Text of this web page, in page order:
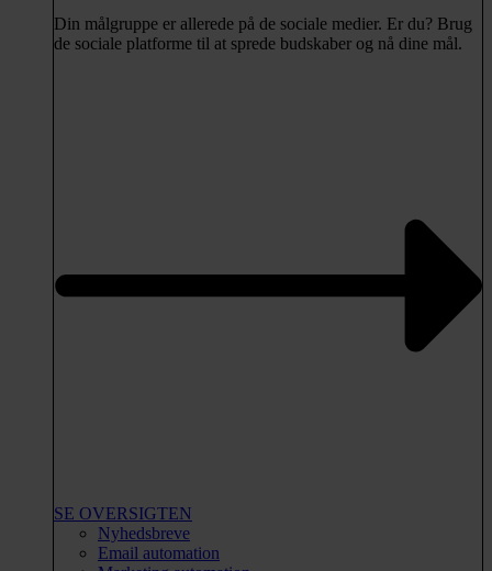
Din målgruppe er allerede på de sociale medier. Er du? Brug
de sociale platforme til at sprede budskaber og nå dine mål.
SE OVERSIGTEN
Nyhedsbreve
Email automation